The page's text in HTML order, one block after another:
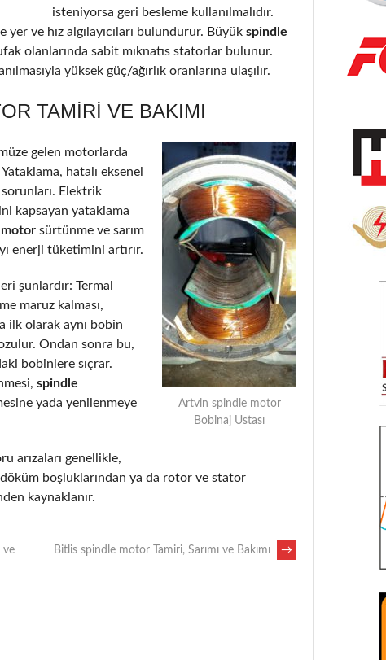
isteniyorsa geri besleme kullanılmalıdır.
ve hız algılayıcıları bulundurur. Büyük spindle
olanlarında sabit mıknatıs statorlar bulunur.
yüksek güç/ağırlık oranlarına ulaşılır.
TAMIRI VE BAKIMI
Artvin spindle motor
Bobinaj Ustası
gelen motorlarda
hatalı eksenel
Elektrik
kapsayan yataklama
sürtünme ve sarım
enerji tüketimini artırır.
şunlardır: Termal
maruz kalması,
ilk olarak aynı bobin
Ondan sonra bu,
bobinlere sıçrar.
spindle
yada yenilenmeye
arızaları genellikle,
döküm boşluklarından ya da rotor ve stator
kaynaklanır.
ve
Bitlis spindle motor Tamiri, Sarımı ve Bakımı →